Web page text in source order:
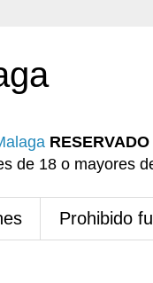
de 18 o mayores
Prohibido